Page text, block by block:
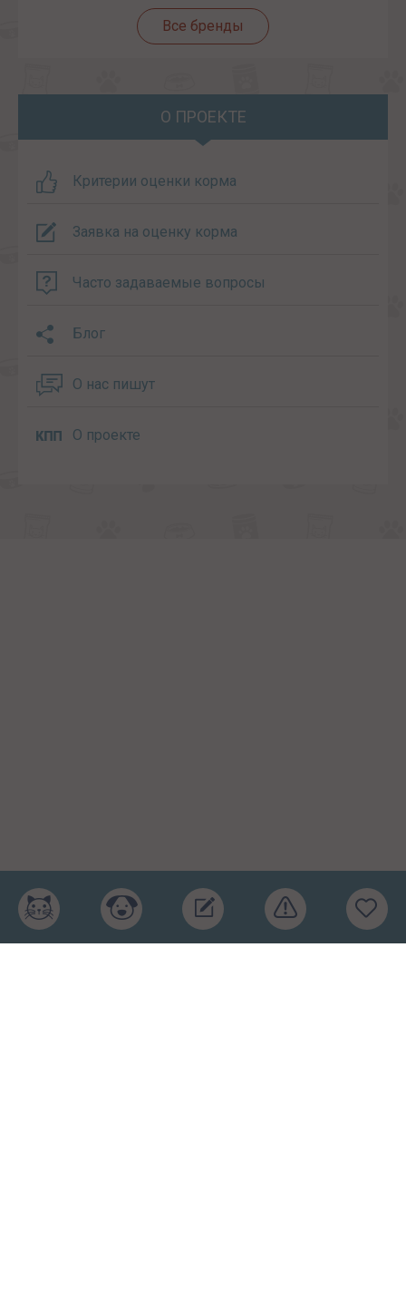
Все бренды
О ПРОЕКТЕ
Критерии оценки корма
Заявка на оценку корма
Часто задаваемые вопросы
Блог
О нас пишут
О проекте